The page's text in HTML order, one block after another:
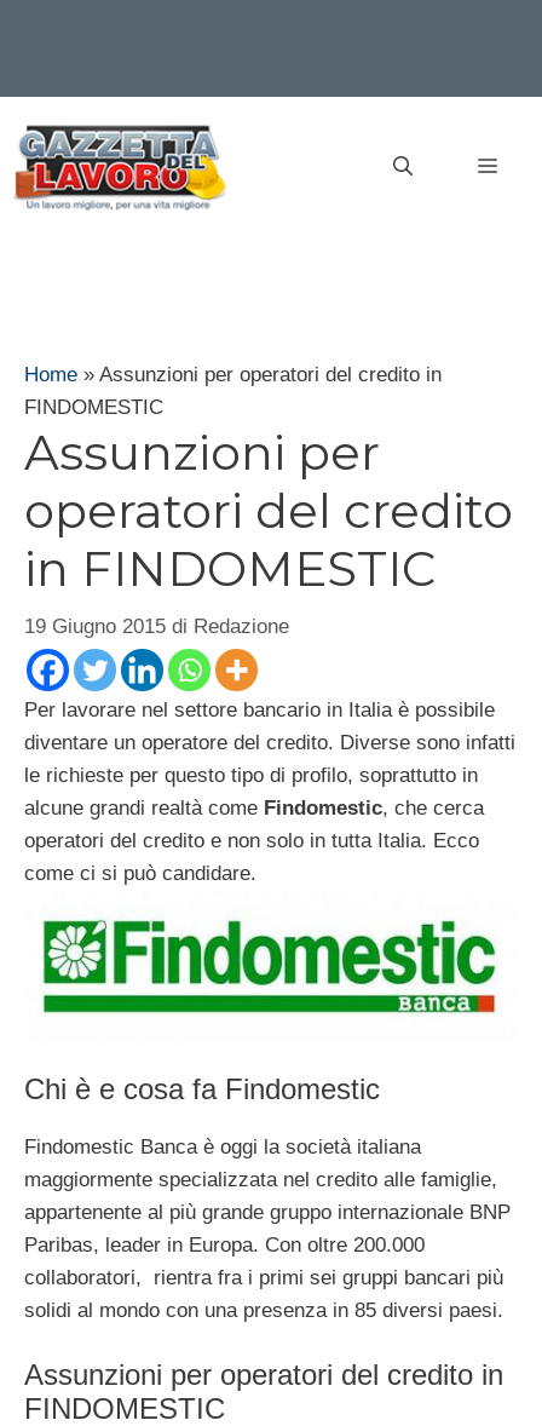
contenuto
Home » Assunzioni per operatori del credito in
FINDOMESTIC
Assunzioni per
operatori del credito
in FINDOMESTIC
19 Giugno 2015 di Redazione
Per lavorare nel settore bancario in Italia è possibile
diventare un operatore del credito. Diverse sono infatti
le richieste per questo tipo di profilo, soprattutto in
alcune grandi realtà come Findomestic, che cerca
operatori del credito e non solo in tutta Italia. Ecco
come ci si può candidare.
Chi è e cosa fa Findomestic
Findomestic Banca è oggi la società italiana
maggiormente specializzata nel credito alle famiglie,
appartenente al più grande gruppo internazionale BNP
Paribas, leader in Europa. Con oltre 200.000
collaboratori, rientra fra i primi sei gruppi bancari più
solidi al mondo con una presenza in 85 diversi paesi.
Assunzioni per operatori del credito in
FINDOMESTIC